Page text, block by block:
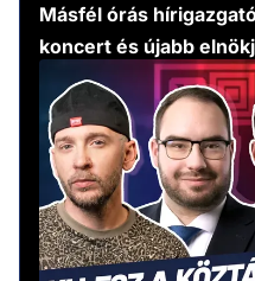
Másfél órás
koncert és újabb